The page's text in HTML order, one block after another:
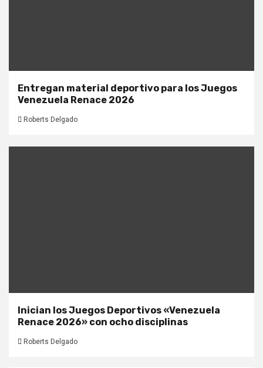
Entregan material deportivo para los Juegos
Venezuela Renace 2026
Roberts Delgado
Inician los Juegos Deportivos «Venezuela
Renace 2026» con ocho disciplinas
Roberts Delgado